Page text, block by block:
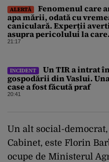
ALERTĂ
Fenomenul care
apa mării, odată cu
caniculară. Experții
asupra pericolului la care
oamenii pot fi expuși
21:17
INCIDENT
Un TIR a intrat
gospodării din Vaslui.
case a fost făcută praf
20:41
Un alt social-
Cabinet, este Florin
ocupe de Ministerul